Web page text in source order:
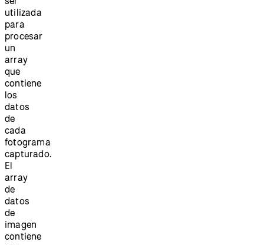
utilizada
para
procesar
un
array
que
contiene
los
datos
de
cada
fotograma
capturado.
El
array
de
datos
de
imagen
contiene